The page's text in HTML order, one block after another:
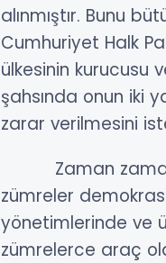
alınmıştır. Bunu
Cumhuriyet Halk
ülkesinin kurucusu
şahsında onun iki
zarar verilmesini
Zaman zaman
zümreler
yönetimlerinde ve
zümrelerce araç